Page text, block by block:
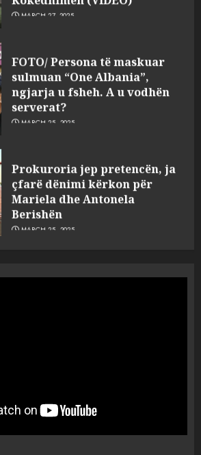
FOTO/ Persona të maskuar
sulmuan “One Albania”,
ngjarja u fsheh. A u vodhën
serverat?
Prokuroria jep pretencën, ja
çfarë dënimi kërkon për
Mariela dhe Antonela
Berishën
“bosen” Joana Nano për
abuzim me fondet publike dhe
pasuri të pajustifikuar